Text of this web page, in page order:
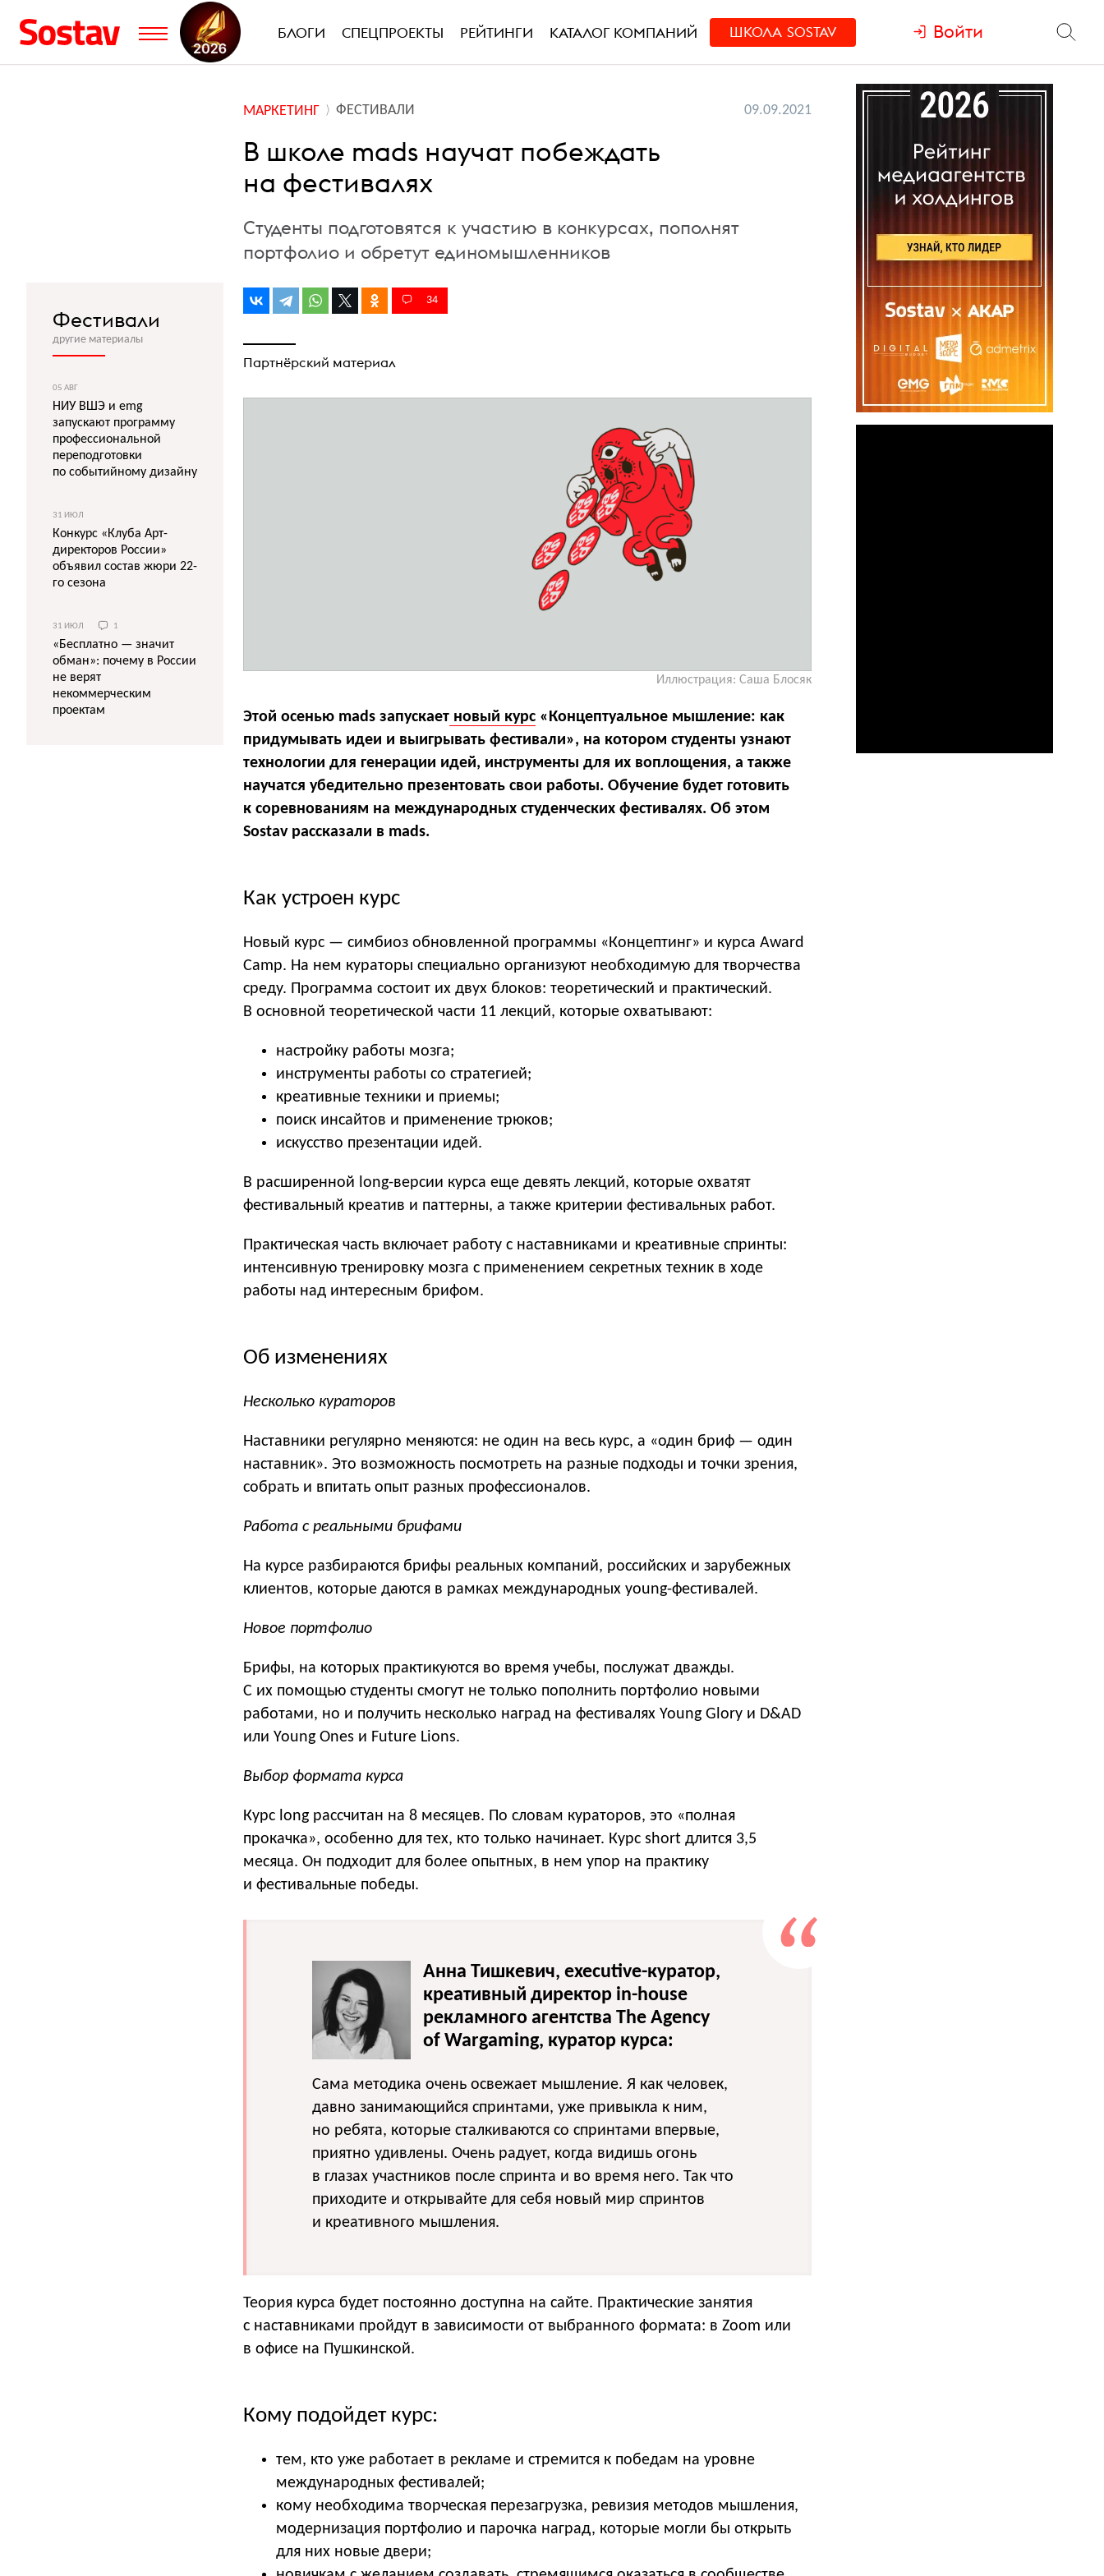
БЛОГИ СПЕЦПРОЕКТЫ РЕЙТИНГИ КАТАЛОГ КОМПАНИЙ ШКОЛА SOSTAV Войти
МАРКЕТИНГ ФЕСТИВАЛИ 09.09.2021
В школе mads научат побеждать
на фестивалях
Студенты подготовятся к участию в конкурсах, пополнят
портфолио и обретут единомышленников
34
Партнёрский материал
Иллюстрация: Саша Блосяк
Этой осенью mads запускает новый курс «Концептуальное мышление: как
придумывать идеи и выигрывать фестивали», на котором студенты узнают
технологии для генерации идей, инструменты для их воплощения, а также
научатся убедительно презентовать свои работы. Обучение будет готовить
к соревнованиям на международных студенческих фестивалях. Об этом
Sostav рассказали в mads.
Как устроен курс
Новый курс — симбиоз обновленной программы «Концептинг» и курса Award
Camp. На нем кураторы специально организуют необходимую для творчества
среду. Программа состоит их двух блоков: теоретический и практический.
В основной теоретической части 11 лекций, которые охватывают:
настройку работы мозга;
инструменты работы со стратегией;
креативные техники и приемы;
поиск инсайтов и применение трюков;
искусство презентации идей.
В расширенной long-версии курса еще девять лекций, которые охватят
фестивальный креатив и паттерны, а также критерии фестивальных работ.
Практическая часть включает работу с наставниками и креативные спринты:
интенсивную тренировку мозга с применением секретных техник в ходе
работы над интересным брифом.
Об изменениях
Несколько кураторов
Наставники регулярно меняются: не один на весь курс, а «один бриф — один
наставник». Это возможность посмотреть на разные подходы и точки зрения,
собрать и впитать опыт разных профессионалов.
Работа с реальными брифами
На курсе разбираются брифы реальных компаний, российских и зарубежных
клиентов, которые даются в рамках международных young-фестивалей.
Новое портфолио
Брифы, на которых практикуются во время учебы, послужат дважды.
С их помощью студенты смогут не только пополнить портфолио новыми
работами, но и получить несколько наград на фестивалях Young Glory и D&AD
или Young Ones и Future Lions.
Выбор формата курса
Курс long рассчитан на 8 месяцев. По словам кураторов, это «полная
прокачка», особенно для тех, кто только начинает. Курс short длится 3,5
месяца. Он подходит для более опытных, в нем упор на практику
и фестивальные победы.
Анна Тишкевич, executive-куратор,
креативный директор in-house
рекламного агентства The Agency
of Wargaming, куратор курса:
Сама методика очень освежает мышление. Я как человек,
давно занимающийся спринтами, уже привыкла к ним,
но ребята, которые сталкиваются со спринтами впервые,
приятно удивлены. Очень радует, когда видишь огонь
в глазах участников после спринта и во время него. Так что
приходите и открывайте для себя новый мир спринтов
и креативного мышления.
Теория курса будет постоянно доступна на сайте. Практические занятия
с наставниками пройдут в зависимости от выбранного формата: в Zoom или
в офисе на Пушкинской.
Кому подойдет курс:
тем, кто уже работает в рекламе и стремится к победам на уровне
международных фестивалей;
кому необходима творческая перезагрузка, ревизия методов мышления,
модернизация портфолио и парочка наград, которые могли бы открыть
для них новые двери;
Фестивали
другие материалы
05 АВГ
НИУ ВШЭ и emg
запускают программу
профессиональной
переподготовки
по событийному дизайну
31 ИЮЛ
Конкурс «Клуба Арт-
директоров России»
объявил состав жюри 22-
го сезона
31 ИЮЛ 1
«Бесплатно — значит
обман»: почему в России
не верят
некоммерческим
проектам